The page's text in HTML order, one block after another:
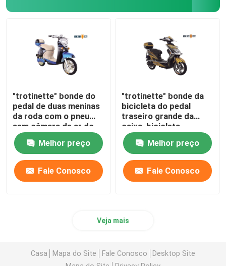
"trotinette" bonde do
pedal de duas meninas
da roda com o pneu
sem câmara de ar do
alarme
Melhor preço
Fale Conosco
"trotinette" bonde da
bicicleta do pedal
traseiro grande da
caixa, bicicleta
motorizada elétrica
com pedaisMelhor preço
Fale Conosco
Veja mais
Casa Mapa do Site Fale Conosco
Desktop Site